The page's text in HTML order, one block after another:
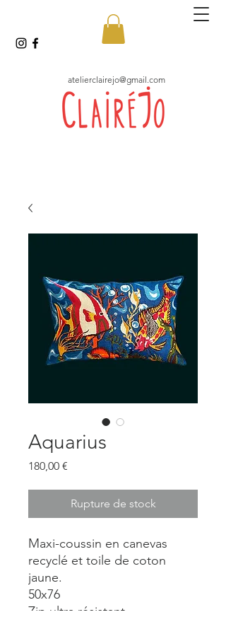
atelierclairejo@gmail.com
Aquarius
180,00 €
Rupture de stock
Maxi-coussin en canevas
recyclé et toile de coton
jaune.
50x76
Zip ultra résistant